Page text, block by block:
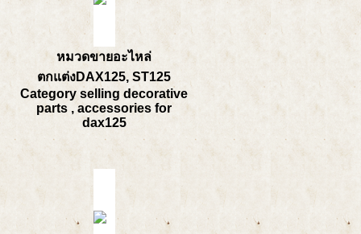
หมวดขายอะไหล่
ตกแต่งDAX125, ST125
Category selling decorative
parts , accessories for
dax125